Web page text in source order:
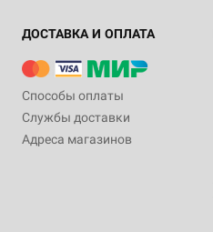
ДОСТАВКА И ОПЛАТА
Способы оплаты
Службы доставки
Адреса магазинов